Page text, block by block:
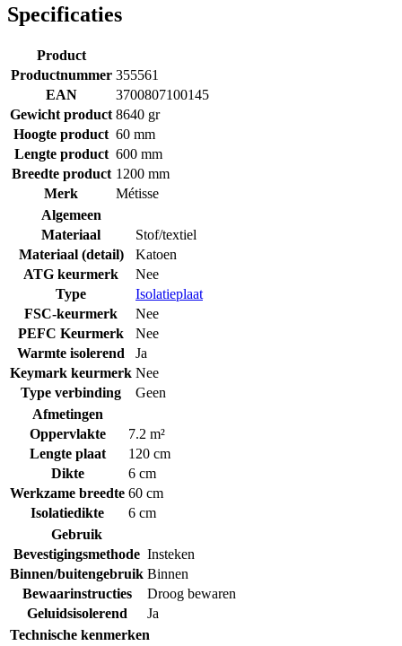
Specificaties
Product
Productnummer 355561
EAN
3700807100145
Gewicht product 8640 gr
Hoogte product 60 mm
Lengte product 600 mm
Breedte product 1200 mm
Merk
Métisse
Algemeen
Materiaal
Stof/textiel
Materiaal (detail)
Katoen
ATG keurmerk
Nee
Type
Isolatieplaat
FSC-keurmerk
Nee
PEFC Keurmerk
Nee
Warmte isolerend
Ja
Keymark keurmerk Nee
Type verbinding
Geen
Afmetingen
Oppervlakte
7.2 m²
Lengte plaat
120 cm
Dikte
6 cm
Werkzame breedte 60 cm
Isolatiedikte
6 cm
Gebruik
Bevestigingsmethode Insteken
Binnen/buitengebruik Binnen
Bewaarinstructies
Droog bewaren
Geluidsisolerend
Ja
Technische kenmerken